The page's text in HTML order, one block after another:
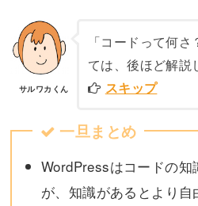
サルワカくん
「コードって何
ては、後ほど解説
スキップ
一旦まとめ
WordPressはコードの知
が、知識があるとより